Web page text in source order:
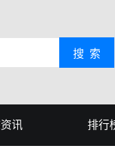
搜 索
讯 排行